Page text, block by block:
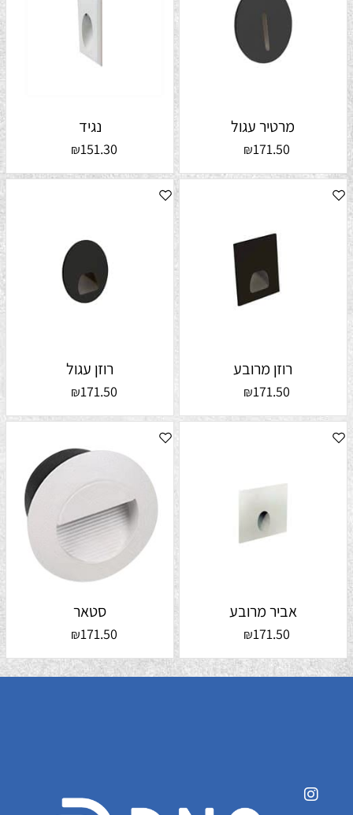
מרטיר עגול
₪171.50
נגיד
₪151.30
רוזן מרובע
₪171.50
רוזן עגול
₪171.50
אביר מרובע
₪171.50
סטאר
₪171.50